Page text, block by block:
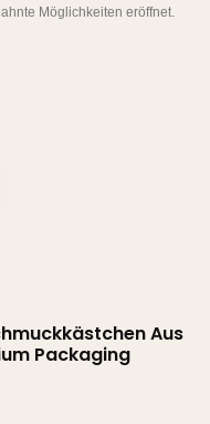
Möglichkeiten eröffnet.
Aus
Packaging